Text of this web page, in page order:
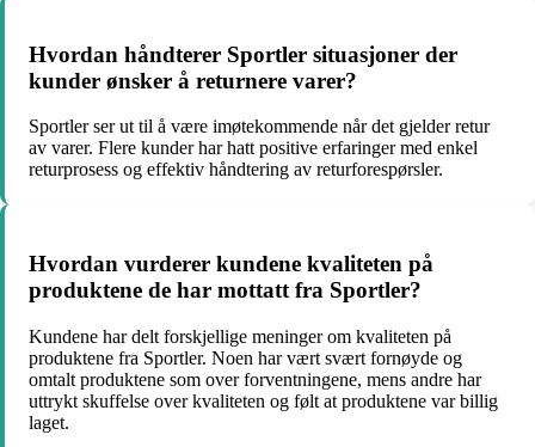
Hvordan håndterer Sportler situasjoner der
kunder ønsker å returnere varer?
Sportler ser ut til å være imøtekommende når det gjelder retur
av varer. Flere kunder har hatt positive erfaringer med enkel
returprosess og effektiv håndtering av returforespørsler.
Hvordan vurderer kundene kvaliteten på
produktene de har mottatt fra Sportler?
Kundene har delt forskjellige meninger om kvaliteten på
produktene fra Sportler. Noen har vært svært fornøyde og
omtalt produktene som over forventningene, mens andre har
uttrykt skuffelse over kvaliteten og følt at produktene var billig
laget.